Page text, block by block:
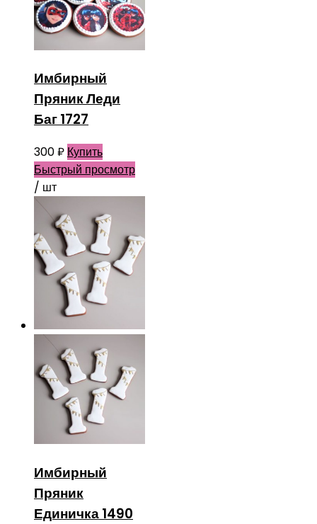
Имбирный
Пряник Леди
Баг 1727
300₽ Купить
Быстрый просмотр
/ шт
Имбирный
Пряник
Единичка 1490